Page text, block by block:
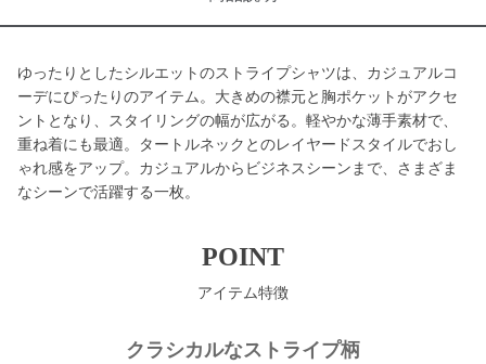
ゆったりとしたシルエットのストライプシャツは、カジュアルコ
ーデにぴったりのアイテム。大きめの襟元と胸ポケットがアクセ
ントとなり、スタイリングの幅が広がる。軽やかな薄手素材で、
重ね着にも最適。タートルネックとのレイヤードスタイルでおし
ゃれ感をアップ。カジュアルからビジネスシーンまで、さまざま
なシーンで活躍する一枚。
POINT
アイテム特徴
クラシカルなストライプ柄